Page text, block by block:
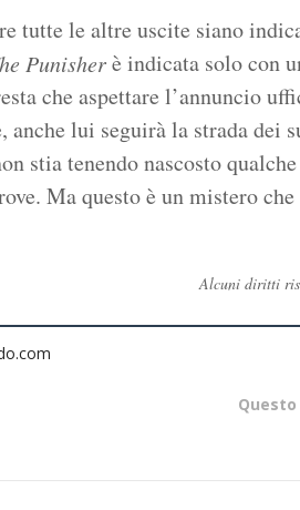
tutte le altre uscite siano
Punisherè indicata solo con
che aspettare l’annuncio
lui seguirà la strada dei
stia tenendo nascosto
Ma questo è un mistero
Alcuni diritti